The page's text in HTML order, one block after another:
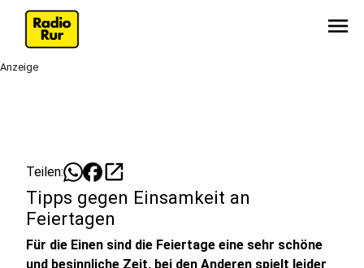
menu
Anzeige
Teilen: open_in_new
Tipps gegen Einsamkeit an
Feiertagen
Für die Einen sind die Feiertage eine sehr schöne
und besinnliche Zeit, bei den Anderen spielt leider